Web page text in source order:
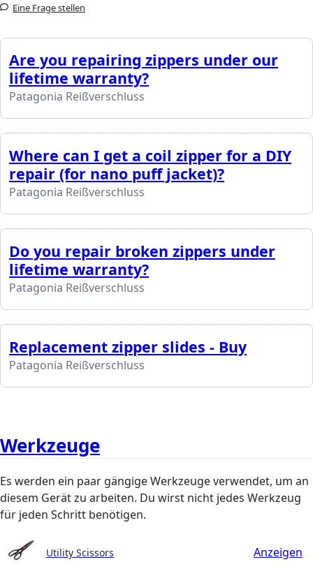
Eine Frage stellen
Are you repairing zippers under our
lifetime warranty?
Patagonia Reißverschluss
Where can I get a coil zipper for a DIY
repair (for nano puff jacket)?
Patagonia Reißverschluss
Do you repair broken zippers under
lifetime warranty?
Patagonia Reißverschluss
Replacement zipper slides - Buy
Patagonia Reißverschluss
Werkzeuge
Es werden ein paar gängige Werkzeuge verwendet, um an
diesem Gerät zu arbeiten. Du wirst nicht jedes Werkzeug
für jeden Schritt benötigen.
Utility Scissors Anzeigen